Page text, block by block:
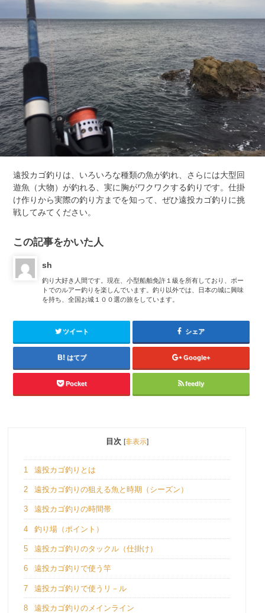
遠投カゴ釣りは、いろいろな種類の魚が釣れ、さらには大型回
遊魚（大物）が釣れる、実に胸がワクワクする釣りです。仕掛
け作りから実際の釣り方までを知って、ぜひ遠投カゴ釣りに挑
戦してみてください。
この記事をかいた人
sh
釣り大好き人間です。現在、小型船舶免許１級を所有しており、ボー
トでのルアー釣りを楽しんでいます。釣り以外では、日本の城に興味
を持ち、全国お城１００選の旅をしています。
ツイート シェア
はてブ Google+
Pocket feedly
目次 [非表示]
1 遠投カゴ釣りとは
2 遠投カゴ釣りの狙える魚と時期（シーズン）
3 遠投カゴ釣りの時間帯
4 釣り場（ポイント）
5 遠投カゴ釣りのタックル（仕掛け）
6 遠投カゴ釣りで使う竿
7 遠投カゴ釣りで使うリ－ル
8 遠投カゴ釣りのメインライン